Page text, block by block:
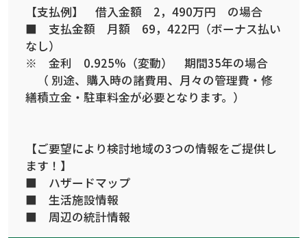
【支払例】 借入金額 2，490万円 の場合
■ 支払金額 月額 69，422円（ボーナス払い
なし）
※ 金利 0.925%（変動） 期間35年の場合
（ 別途、購入時の諸費用、月々の管理費・修
繕積立金・駐車料金が必要となります。）
【ご要望により検討地域の3つの情報をご提供し
ます！】
■ ハザードマップ
■ 生活施設情報
■ 周辺の統計情報